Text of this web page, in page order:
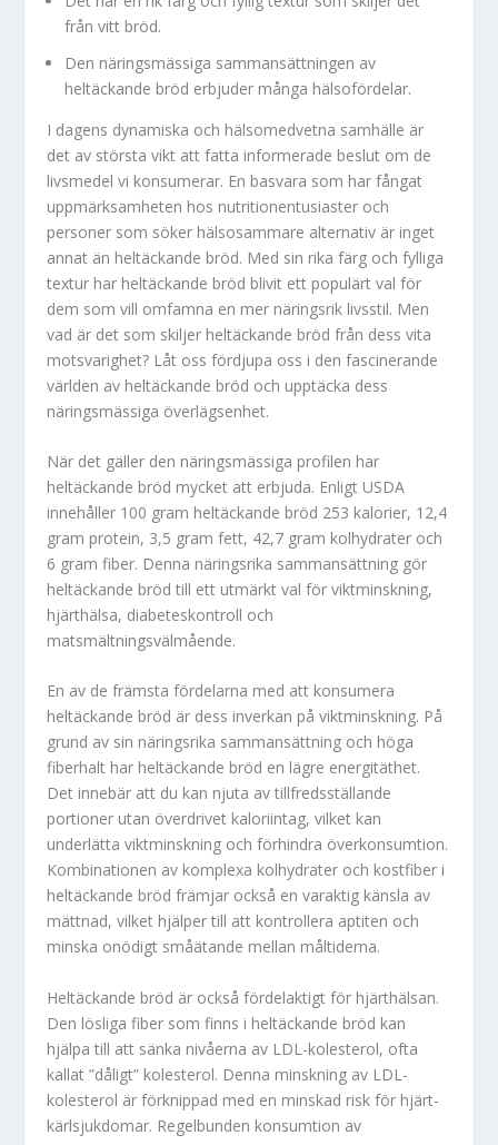
från vitt bröd.
Den näringsmässiga sammansättningen av
heltäckande bröd erbjuder många hälsofördelar.
I dagens dynamiska och hälsomedvetna samhälle är
det av största vikt att fatta informerade beslut om de
livsmedel vi konsumerar. En basvara som har fångat
uppmärksamheten hos nutritionentusiaster och
personer som söker hälsosammare alternativ är inget
annat än heltäckande bröd. Med sin rika färg och fylliga
textur har heltäckande bröd blivit ett populärt val för
dem som vill omfamna en mer näringsrik livsstil. Men
vad är det som skiljer heltäckande bröd från dess vita
motsvarighet? Låt oss fördjupa oss i den fascinerande
världen av heltäckande bröd och upptäcka dess
näringsmässiga överlägsenhet.
När det gäller den näringsmässiga profilen har
heltäckande bröd mycket att erbjuda. Enligt USDA
innehåller 100 gram heltäckande bröd 253 kalorier, 12,4
gram protein, 3,5 gram fett, 42,7 gram kolhydrater och
6 gram fiber. Denna näringsrika sammansättning gör
heltäckande bröd till ett utmärkt val för viktminskning,
hjärthälsa, diabeteskontroll och
matsmältningsvälmående.
En av de främsta fördelarna med att konsumera
heltäckande bröd är dess inverkan på viktminskning. På
grund av sin näringsrika sammansättning och höga
fiberhalt har heltäckande bröd en lägre energitäthet.
Det innebär att du kan njuta av tillfredsställande
portioner utan överdrivet kaloriintag, vilket kan
underlätta viktminskning och förhindra överkonsumtion.
Kombinationen av komplexa kolhydrater och kostfiber i
heltäckande bröd främjar också en varaktig känsla av
mättnad, vilket hjälper till att kontrollera aptiten och
minska onödigt småätande mellan måltiderna.
Heltäckande bröd är också fördelaktigt för hjärthälsan.
Den lösliga fiber som finns i heltäckande bröd kan
hjälpa till att sänka nivåerna av LDL-kolesterol, ofta
kallat ”dåligt” kolesterol. Denna minskning av LDL-
kolesterol är förknippad med en minskad risk för hjärt-
kärlsjukdomar. Regelbunden konsumtion av